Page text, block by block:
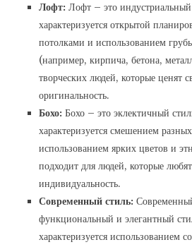
Лофт: Лофт – это
характеризуется открытой
потолками и использованием
(например, кирпича, бетона,
творческих людей, которые ценят
оригинальность.
Бохо: Бохо – это эклектичный
характеризуется смешением
использованием ярких цветов и
подходит для людей, которые
индивидуальность.
Современный стиль:
функциональный и элегантный
характеризуется использованием